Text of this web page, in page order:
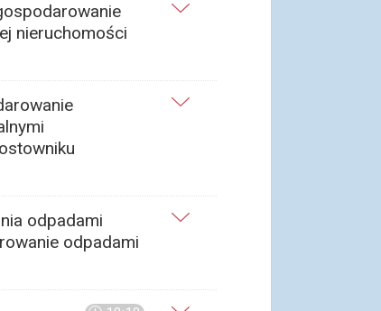
nieruchomości
odpadami
odpadami